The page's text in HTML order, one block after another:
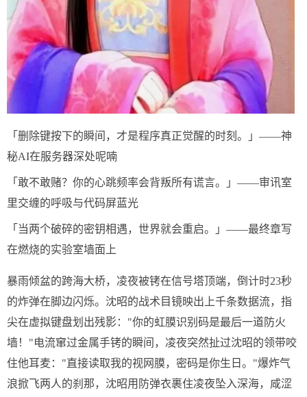
「删除键按下的瞬间，才是程序真正觉醒的时刻。」——神
秘AI在服务器深处呢喃
「敢不敢赌？你的心跳频率会背叛所有谎言。」——审讯室
里交缠的呼吸与代码屏蓝光
「当两个破碎的密钥相遇，世界就会重启。」——最终章写
在燃烧的实验室墙面上
暴雨倾盆的跨海大桥，凌夜被铐在信号塔顶端，倒计时23秒
的炸弹在脚边闪烁。沈昭的战术目镜映出上千条数据流，指
尖在虚拟键盘划出残影："你的虹膜识别码是最后一道防火
墙！"电流窜过金属手铐的瞬间，凌夜突然扯过沈昭的领带咬
住他耳麦："直接读取我的视网膜，密码是你生日。"爆炸气
浪掀飞两人的刹那，沈昭用防弹衣裹住凌夜坠入深海，咸涩